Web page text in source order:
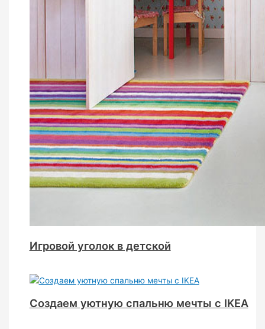
Игровой уголок в детской
Создаем уютную спальню мечты с IKEA